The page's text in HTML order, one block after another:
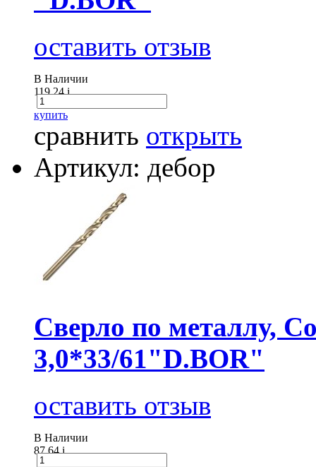
оставить отзыв
В Наличии
119.24i
купить
сравнить открыть
Артикул: дебор
Сверло по металлу,
3,0*33/61"D.BOR"
оставить отзыв
В Наличии
87.64i